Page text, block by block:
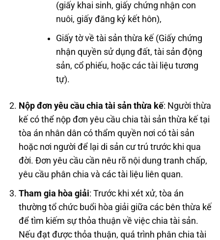
(giấy khai sinh, giấy chứng nhận con
nuôi, giấy đăng ký kết hôn),
Giấy tờ về tài sản thừa kế (Giấy chứng
nhận quyền sử dụng đất, tài sản động
sản, cổ phiếu, hoặc các tài liệu tương
tự).
Nộp đơn yêu cầu chia tài sản thừa kế: Người thừa
kế có thể nộp đơn yêu cầu chia tài sản thừa kế tại
tòa án nhân dân có thẩm quyền nơi có tài sản
hoặc nơi người để lại di sản cư trú trước khi qua
đời. Đơn yêu cầu cần nêu rõ nội dung tranh chấp,
yêu cầu phân chia và các tài liệu liên quan.
Tham gia hòa giải: Trước khi xét xử, tòa án
thường tổ chức buổi hòa giải giữa các bên thừa kế
để tìm kiếm sự thỏa thuận về việc chia tài sản.
Nếu đạt được thỏa thuận, quá trình phân chia tài